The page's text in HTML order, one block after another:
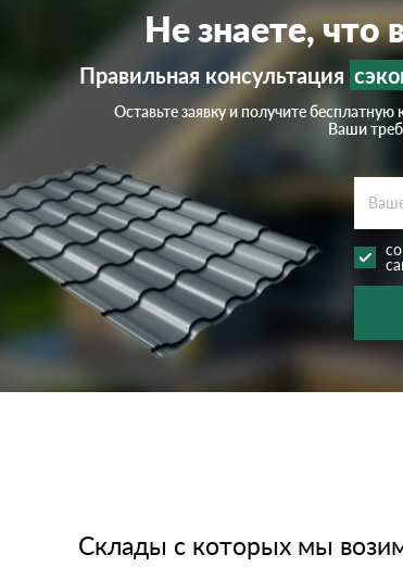
Не знаете, что
Правильная консультация
Оставьте заявку и получите
Ваши
Склады с которых мы